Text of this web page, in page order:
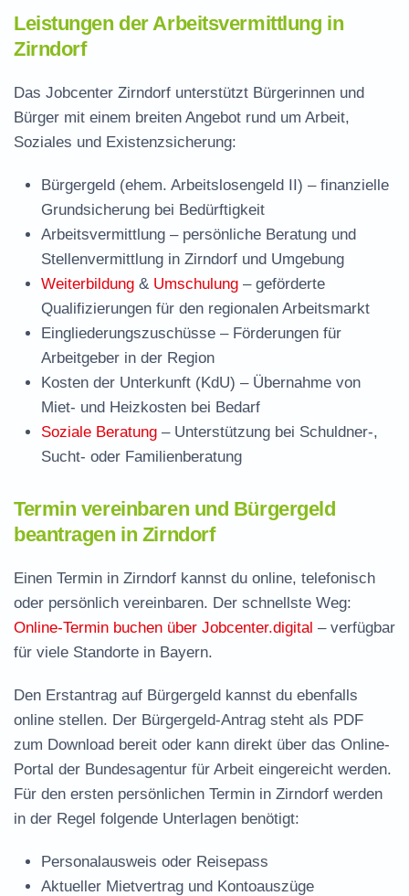
Leistungen der Arbeitsvermittlung in
Zirndorf
Das Jobcenter Zirndorf unterstützt Bürgerinnen und
Bürger mit einem breiten Angebot rund um Arbeit,
Soziales und Existenzsicherung:
Bürgergeld (ehem. Arbeitslosengeld II) – finanzielle
Grundsicherung bei Bedürftigkeit
Arbeitsvermittlung – persönliche Beratung und
Stellenvermittlung in Zirndorf und Umgebung
Weiterbildung & Umschulung – geförderte
Qualifizierungen für den regionalen Arbeitsmarkt
Eingliederungszuschüsse – Förderungen für
Arbeitgeber in der Region
Kosten der Unterkunft (KdU) – Übernahme von
Miet- und Heizkosten bei Bedarf
Soziale Beratung – Unterstützung bei Schuldner-,
Sucht- oder Familienberatung
Termin vereinbaren und Bürgergeld
beantragen in Zirndorf
Einen Termin in Zirndorf kannst du online, telefonisch
oder persönlich vereinbaren. Der schnellste Weg:
Online-Termin buchen über Jobcenter.digital – verfügbar
für viele Standorte in Bayern.
Den Erstantrag auf Bürgergeld kannst du ebenfalls
online stellen. Der Bürgergeld-Antrag steht als PDF
zum Download bereit oder kann direkt über das Online-
Portal der Bundesagentur für Arbeit eingereicht werden.
Für den ersten persönlichen Termin in Zirndorf werden
in der Regel folgende Unterlagen benötigt:
Personalausweis oder Reisepass
Aktueller Mietvertrag und Kontoauszüge